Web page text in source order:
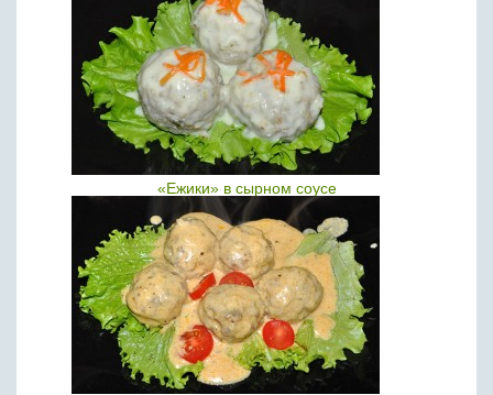
«Ежики» в сырном соусе